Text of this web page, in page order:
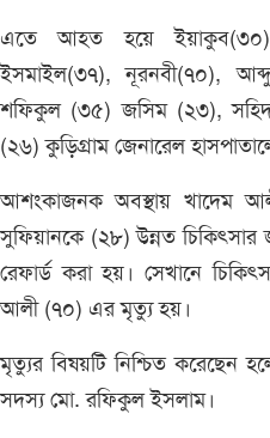
এতে আহত হয়ে
ইসমাইল(৩৭), নূরনবী(৭০),
শফিকুল (৩৫) জসিম (২৩),
(২৬) কুড়িগ্রাম জেনারেল
আশংকাজনক অবস্থায় খাদেম
সুফিয়ানকে (২৮) উন্নত
রেফার্ড করা হয়। সেখানে
আলী (৭০) এর মৃত্যু হয়।
মৃত্যুর বিষয়টি নিশ্চিত করেছেন
সদস্য মো. রফিকুল ইসলাম।